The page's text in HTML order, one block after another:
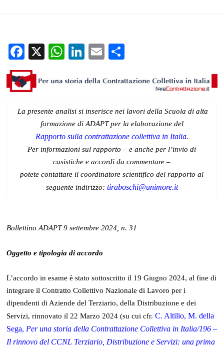
Facebook
X WhatsApp
LinkedIn
Email
La presente analisi si inserisce nei lavori della Scuola di alta
formazione di ADAPT per la elaborazione del
Rapporto sulla contrattazione collettiva in Italia.
Per informazioni sul rapporto – e anche per l’invio di
casistiche e accordi da commentare –
potete contattare il coordinatore scientifico del rapporto al
seguente indirizzo: tiraboschi@unimore.it
Bollettino ADAPT 9 settembre 2024, n. 31
Oggetto e tipologia di accordo
L’accordo in esame è stato sottoscritto il 19 Giugno 2024, al fine di
integrare il Contratto Collettivo Nazionale di Lavoro per i
dipendenti di Aziende del Terziario, della Distribuzione e dei
Servizi, rinnovato il 22 Marzo 2024 (su cui cfr.C. Altilio, M. della
Sega, Per una storia della Contrattazione Collettiva in Italia/196 –
Il rinnovo del CCNL Terziario, Distribuzione e Servizi: una prima